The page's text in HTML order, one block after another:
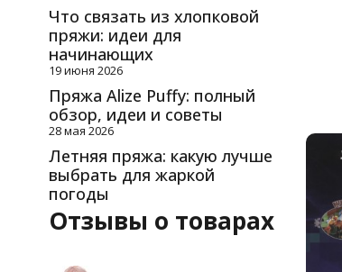
Что связать из хлопковой
пряжи: идеи для
начинающих
19 июня 2026
Пряжа Alize Puffy: полный
обзор, идеи и советы
28 мая 2026
Летняя пряжа: какую лучше
выбрать для жаркой
погоды
Отзывы о товарах